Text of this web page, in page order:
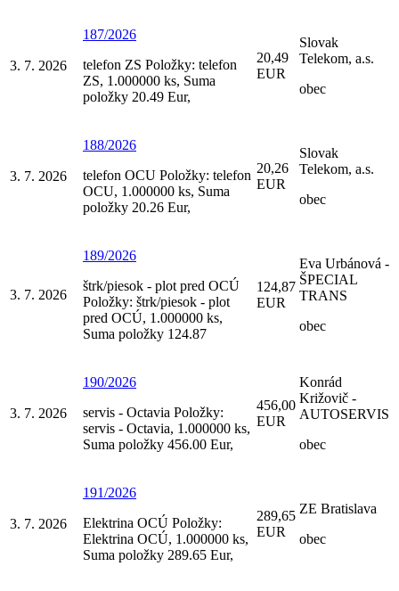
3. 7. 2026
187/2026
telefon ZS Položky: telefon
ZS, 1.000000 ks, Suma
položky 20.49 Eur,
20,49
EUR
Slovak
Telekom, a.s.
obec
3. 7. 2026
188/2026
telefon OCU Položky: telefon
OCU, 1.000000 ks, Suma
položky 20.26 Eur,
20,26
EUR
Slovak
Telekom, a.s.
obec
3. 7. 2026
189/2026
štrk/piesok - plot pred OCÚ
Položky: štrk/piesok - plot
pred OCÚ, 1.000000 ks,
Suma položky 124.87
124,87
EUR
Eva Urbánová -
ŠPECIAL
TRANS
obec
3. 7. 2026
190/2026
servis - Octavia Položky:
servis - Octavia, 1.000000 ks,
Suma položky 456.00 Eur,
456,00
EUR
Konrád
Križovič -
AUTOSERVIS
obec
3. 7. 2026
191/2026
Elektrina OCÚ Položky:
Elektrina OCÚ, 1.000000 ks,
Suma položky 289.65 Eur,
289,65
EUR
ZE Bratislava
obec